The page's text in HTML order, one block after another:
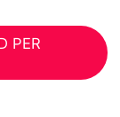
PER